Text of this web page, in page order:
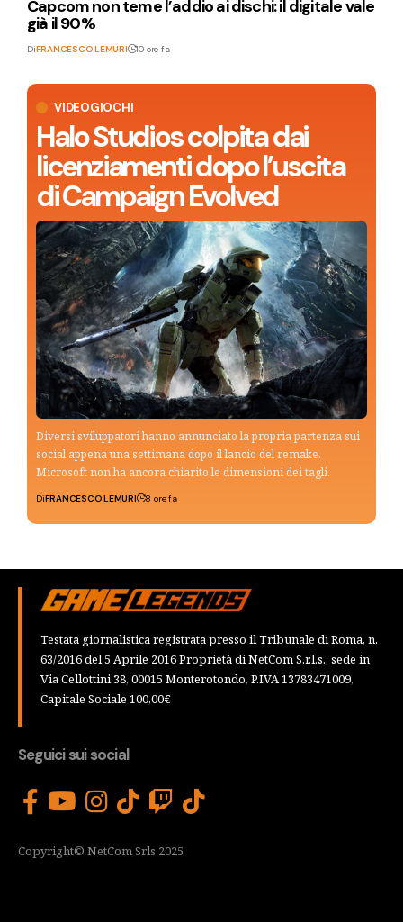
VIDEOGIOCHI
Halo Studios colpita dai
licenziamenti dopo l’uscita
di Campaign Evolved
Diversi sviluppatori hanno annunciato la propria partenza sui
social appena una settimana dopo il lancio del remake.
Microsoft non ha ancora chiarito le dimensioni dei tagli.
DiFRANCESCO LEMURI 8 ore fa
Capcom non teme l’addio ai dischi: il digitale vale
già il 90%
DiFRANCESCO LEMURI 10 ore fa
Testata giornalistica registrata presso il Tribunale di Roma, n.
63/2016 del 5 Aprile 2016 Proprietà di NetCom S.r.l.s., sede in
Via Cellottini 38, 00015 Monterotondo, P.IVA 13783471009,
Capitale Sociale 100,00€
Seguici sui social
Copyright© NetCom Srls 2025